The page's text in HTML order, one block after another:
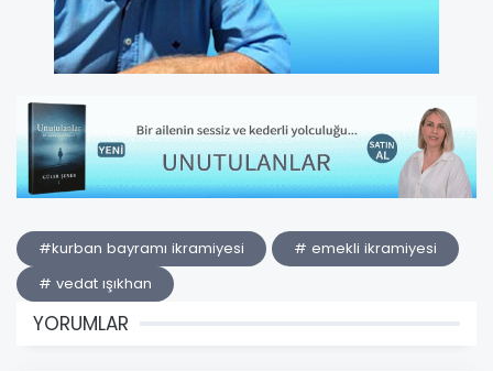
#kurban bayramı ikramiyesi
# emekli ikramiyesi
# vedat ışıkhan
YORUMLAR